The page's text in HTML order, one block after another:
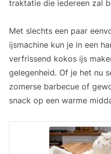
traktatie die iedereen zal
Met slechts een paar
ijsmachine kun je in een
verfrissend kokos ijs
gelegenheid. Of je het nu
zomerse barbecue of
snack op een warme